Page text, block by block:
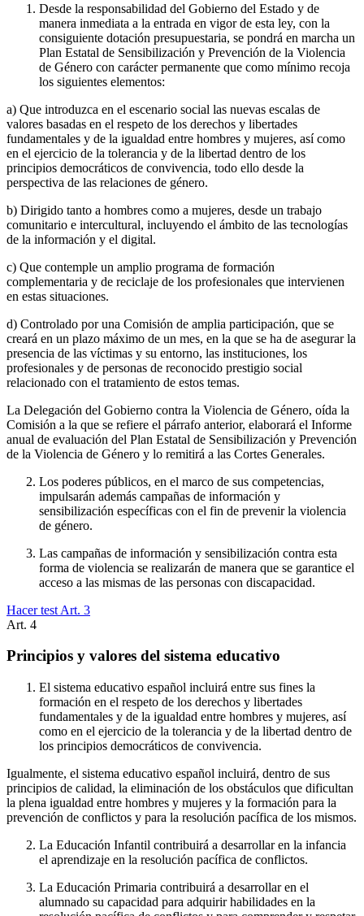
Desde la responsabilidad del Gobierno del Estado y de
manera inmediata a la entrada en vigor de esta ley, con la
consiguiente dotación presupuestaria, se pondrá en marcha un
Plan Estatal de Sensibilización y Prevención de la Violencia
de Género con carácter permanente que como mínimo recoja
los siguientes elementos:
a) Que introduzca en el escenario social las nuevas escalas de
valores basadas en el respeto de los derechos y libertades
fundamentales y de la igualdad entre hombres y mujeres, así como
en el ejercicio de la tolerancia y de la libertad dentro de los
principios democráticos de convivencia, todo ello desde la
perspectiva de las relaciones de género.
b) Dirigido tanto a hombres como a mujeres, desde un trabajo
comunitario e intercultural, incluyendo el ámbito de las tecnologías
de la información y el digital.
c) Que contemple un amplio programa de formación
complementaria y de reciclaje de los profesionales que intervienen
en estas situaciones.
d) Controlado por una Comisión de amplia participación, que se
creará en un plazo máximo de un mes, en la que se ha de asegurar la
presencia de las víctimas y su entorno, las instituciones, los
profesionales y de personas de reconocido prestigio social
relacionado con el tratamiento de estos temas.
La Delegación del Gobierno contra la Violencia de Género, oída la
Comisión a la que se refiere el párrafo anterior, elaborará el Informe
anual de evaluación del Plan Estatal de Sensibilización y Prevención
de la Violencia de Género y lo remitirá a las Cortes Generales.
Los poderes públicos, en el marco de sus competencias,
impulsarán además campañas de información y
sensibilización específicas con el fin de prevenir la violencia
de género.
Las campañas de información y sensibilización contra esta
forma de violencia se realizarán de manera que se garantice el
acceso a las mismas de las personas con discapacidad.
Hacer test Art. 3
Art. 4
Principios y valores del sistema educativo
El sistema educativo español incluirá entre sus fines la
formación en el respeto de los derechos y libertades
fundamentales y de la igualdad entre hombres y mujeres, así
como en el ejercicio de la tolerancia y de la libertad dentro de
los principios democráticos de convivencia.
Igualmente, el sistema educativo español incluirá, dentro de sus
principios de calidad, la eliminación de los obstáculos que dificultan
la plena igualdad entre hombres y mujeres y la formación para la
prevención de conflictos y para la resolución pacífica de los mismos.
La Educación Infantil contribuirá a desarrollar en la infancia
el aprendizaje en la resolución pacífica de conflictos.
La Educación Primaria contribuirá a desarrollar en el
alumnado su capacidad para adquirir habilidades en la